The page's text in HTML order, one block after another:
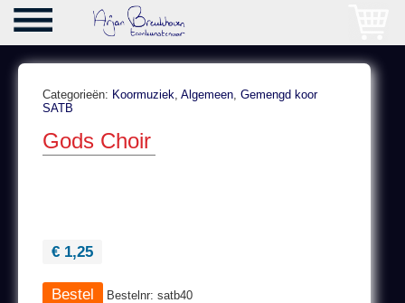
Categorieën: Koormuziek, Algemeen, Gemengd koor
SATB
Gods Choir
€ 1,25
Bestelnr: satb40